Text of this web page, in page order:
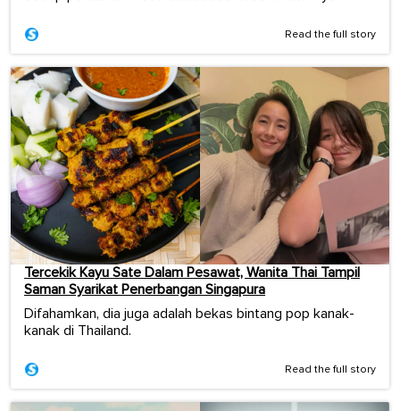
Read the full story
Tercekik Kayu Sate Dalam Pesawat, Wanita Thai Tampil
Saman Syarikat Penerbangan Singapura
Difahamkan, dia juga adalah bekas bintang pop kanak-
kanak di Thailand.
Read the full story